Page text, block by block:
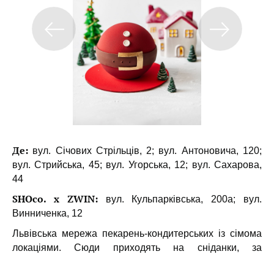
Де: вул. Січових Стрільців, 2; вул. Антоновича, 120;
вул. Стрийська, 45; вул. Угорська, 12; вул. Сахарова,
44
SHOco. x ZWIN:вул. Кульпарківська, 200а; вул.
Винниченка, 12
Львівська мережа пекарень-кондитерських із сімома
локаціями. Сюди приходять на сніданки, за